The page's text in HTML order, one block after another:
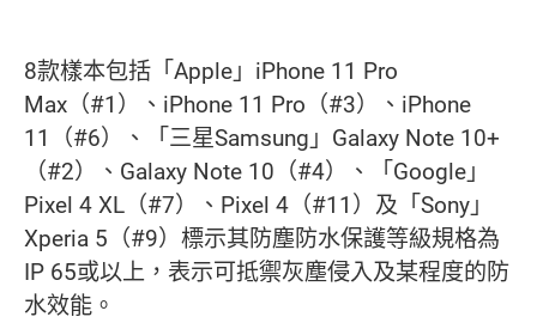
8款樣本包括「Apple」iPhone 11 Pro
Max（#1）、iPhone 11 Pro（#3）、iPhone
11（#6）、「三星Samsung」Galaxy Note 10+
（#2）、Galaxy Note 10（#4）、「Google」
Pixel 4 XL（#7）、Pixel 4（#11）及「Sony」
Xperia 5（#9）標示其防塵防水保護等級規格為
IP 65或以上，表示可抵禦灰塵侵入及某程度的防
水效能。